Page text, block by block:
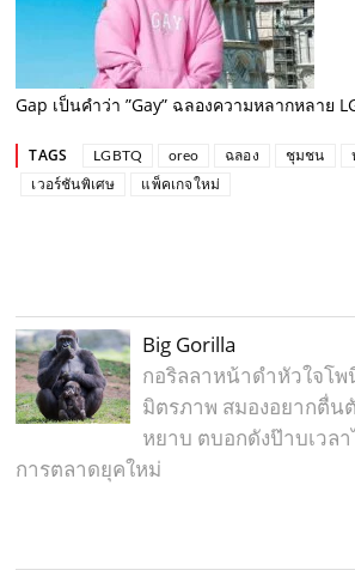
Gap เป็นคำว่า ”Gay” ฉลองความหลากหลาย
TAGS LGBTQ oreo ฉลอง ชุมชน
เวอร์ชันพิเศษ
แพ็คเกจใหม่
Big Gorilla
กอริลลาหน้าดำหัวใจโ
มิตรภาพ สมองอยากตื่น
หยาบ ตบอกดังป๊าบเวล
การตลาดยุคใหม่